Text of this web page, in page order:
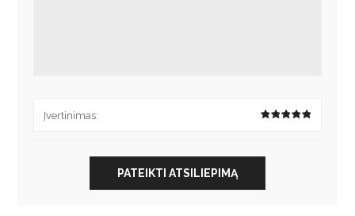
Įvertinimas:
PATEIKTI ATSILIEPIMĄ